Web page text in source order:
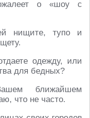
о «шоу с
нищите, тупо и
одежду, или
для бедных?
ближайшем
что не часто.